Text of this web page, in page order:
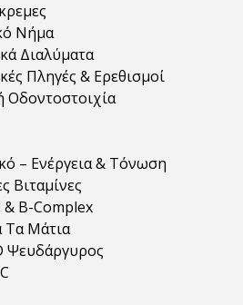
Νήμα
Διαλύματα
Πληγές & Ερεθισμοί
Οδοντοστοιχία
– Ενέργεια & Τόνωση
Βιταμίνες
& Β-Complex
Τα Μάτια
Ψευδάργυρος